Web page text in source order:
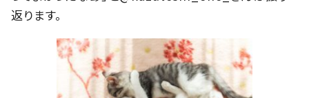
返ります。